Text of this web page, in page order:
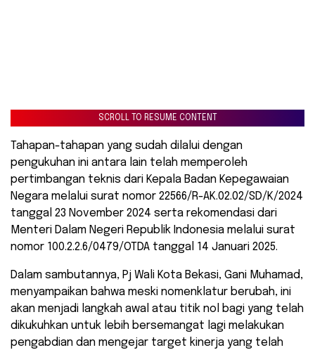
SCROLL TO RESUME CONTENT
Tahapan-tahapan yang sudah dilalui dengan
pengukuhan ini antara lain telah memperoleh
pertimbangan teknis dari Kepala Badan Kepegawaian
Negara melalui surat nomor 22566/R-AK.02.02/SD/K/2024
tanggal 23 November 2024 serta rekomendasi dari
Menteri Dalam Negeri Republik Indonesia melalui surat
nomor 100.2.2.6/0479/OTDA tanggal 14 Januari 2025.
Dalam sambutannya, Pj Wali Kota Bekasi, Gani Muhamad,
menyampaikan bahwa meski nomenklatur berubah, ini
akan menjadi langkah awal atau titik nol bagi yang telah
dikukuhkan untuk lebih bersemangat lagi melakukan
pengabdian dan mengejar target kinerja yang telah